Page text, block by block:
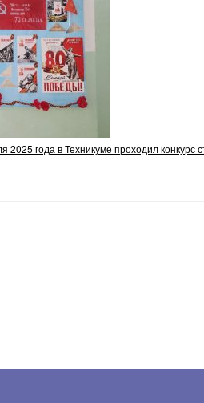
года в Техникуме проходил конкурс